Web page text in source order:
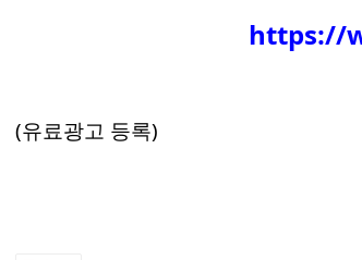
https://
(유료광고 등록)